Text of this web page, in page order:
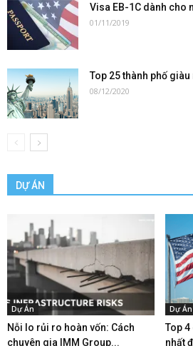
Visa EB-1C dành cho
01/11/2019
Top 25 thành phố
08/12/2020
DỰ ÁN
Dự Án
Nỗi lo rủi ro hoàn vốn: Cách
chuyên gia IMM Group...
Dự Án
Top 4
nhất